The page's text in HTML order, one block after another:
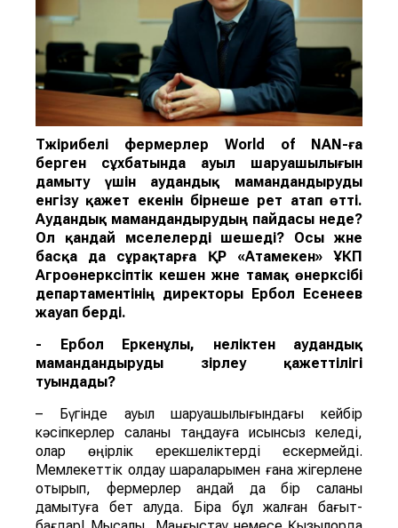
Тәжірибелі фермерлер World of NAN-ға
берген сұхбатында ауыл шаруашылығын
дамыту үшін аудандық мамандандыруды
енгізу қажет екенін бірнеше рет атап өтті.
Аудандық мамандандырудың пайдасы неде?
Ол қандай мәселелерді шешеді? Осы және
басқа да сұрақтарға ҚР «Атамекен» ҰКП
Агроөнеркәсіптік кешен және тамақ өнеркәсібі
департаментінің директоры Ербол Есенеев
жауап берді.
- Ербол Еркенұлы, неліктен аудандық
мамандандыруды әзірлеу қажеттілігі
туындады?
– Бүгінде ауыл шаруашылығындағы кейбір
кәсіпкерлер саланы таңдауға қисынсыз келеді,
олар өңірлік ерекшеліктерді ескермейді.
Мемлекеттік қолдау шараларымен ғана жігерлене
отырып, фермерлер қандай да бір саланы
дамытуға бет алуда. Бірақ бұл жалған бағыт-